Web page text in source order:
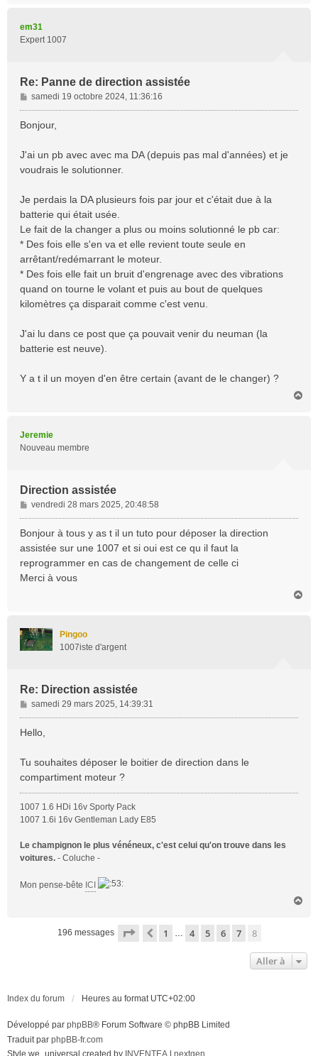
em31
Expert 1007
Re: Panne de direction assistée
M
e
s
g
e
samedi 19 octobre 2024, 11:36:16
Bonjour,
J'ai un pb avec avec ma DA (depuis pas mal d'années) et je
voudrais le solutionner.
Je perdais la DA plusieurs fois par jour et c'était due à la
batterie qui était usée.
Le fait de la changer a plus ou moins solutionné le pb car:
* Des fois elle s'en va et elle revient toute seule en
arrêtant/redémarrant le moteur.
* Des fois elle fait un bruit d'engrenage avec des vibrations
quand on tourne le volant et puis au bout de quelques
kilomètres ça disparait comme c'est venu.
J'ai lu dans ce post que ça pouvait venir du neuman (la
batterie est neuve).
Y a t il un moyen d'en être certain (avant de le changer) ?
Jeremie
Nouveau membre
Direction assistée
M
e
s
g
e
vendredi 28 mars 2025, 20:48:58
Bonjour à tous y as t il un tuto pour déposer la direction
assistée sur une 1007 et si oui est ce qu il faut la
reprogrammer en cas de changement de celle ci
Merci à vous
Pingoo
1007iste d'argent
Re: Direction assistée
M
e
s
g
e
samedi 29 mars 2025, 14:39:31
Hello,
Tu souhaites déposer le boitier de direction dans le
compartiment moteur ?
1007 1.6 HDi 16v Sporty Pack
1007 1.6i 16v Gentleman Lady E85
Le champignon le plus vénéneux, c'est celui qu'on trouve dans les
voitures. - Coluche -
Mon pense-bête ICI
196 messages Page sur8
Précédente
1 … 4 5 6 7 8
Aller à
Index du forum Heures au format UTC+02:00
Développé par phpBB® Forum Software © phpBB Limited
Traduit par phpBB-fr.com
Style we_universal created by INVENTEA nextgen